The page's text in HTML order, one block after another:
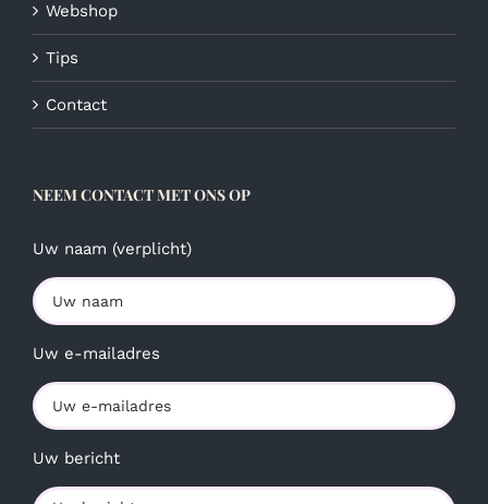
Webshop
Tips
Contact
NEEM CONTACT MET ONS OP
Uw naam (verplicht)
Uw e-mailadres
Uw bericht